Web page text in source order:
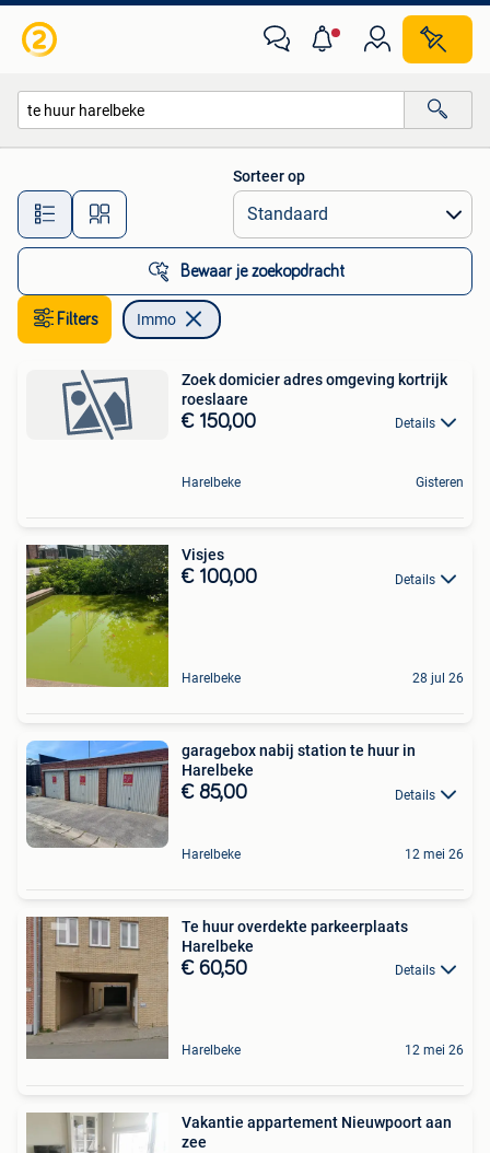
Alle afstanden…
Sorteer op
Bewaar je zoekopdracht
Filters Immo
Zoek domicier adres omgeving kortrijk
roeslaare
€ 150,00 Details
Harelbeke Gisteren
Visjes
€ 100,00 Details
Harelbeke 28 jul 26
garagebox nabij station te huur in
Harelbeke
€ 85,00 Details
Harelbeke 12 mei 26
Te huur overdekte parkeerplaats
Harelbeke
€ 60,50 Details
Harelbeke 12 mei 26
Vakantie appartement Nieuwpoort aan
zee